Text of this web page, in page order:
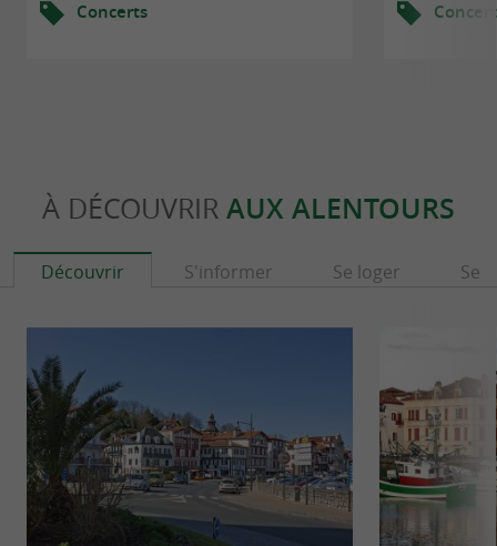
Concerts
À DÉCOUVRIR AUX ALENTOURS
Découvrir S'informer Se loger Se